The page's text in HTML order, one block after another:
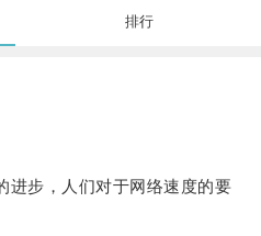
排行
步，人们对于网络速度的要